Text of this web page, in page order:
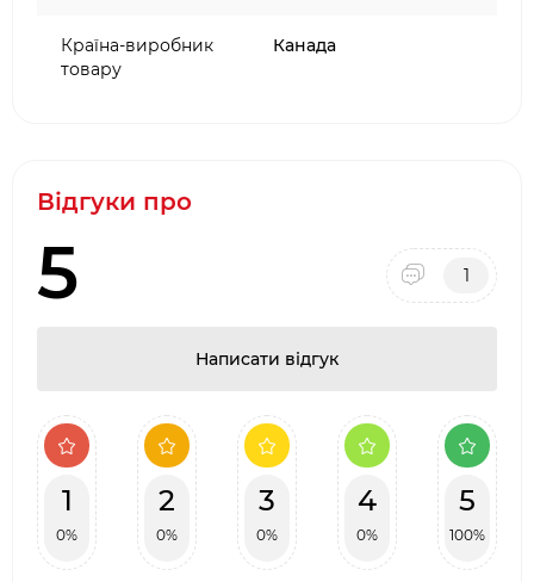
Країна-виробник
товару
Канада
Відгуки про
5 1
Написати відгук
1
0%
2
0%
3
0%
4
0%
5
100%